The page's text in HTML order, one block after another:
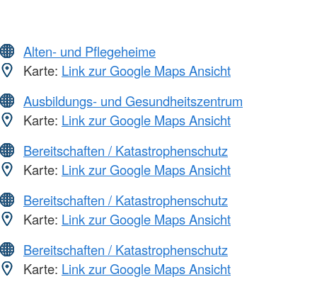
Alten- und Pflegeheime
Karte: Link zur Google Maps Ansicht
Ausbildungs- und Gesundheitszentrum
Karte: Link zur Google Maps Ansicht
Bereitschaften / Katastrophenschutz
Karte: Link zur Google Maps Ansicht
Bereitschaften / Katastrophenschutz
Karte: Link zur Google Maps Ansicht
Bereitschaften / Katastrophenschutz
Karte: Link zur Google Maps Ansicht